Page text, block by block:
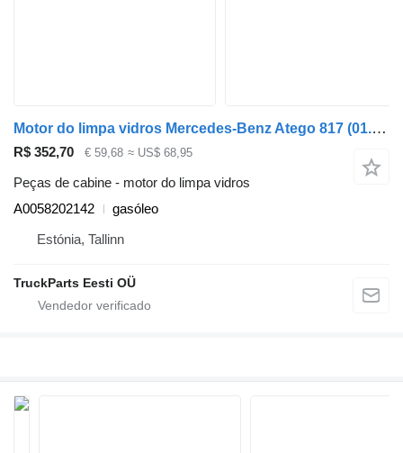
Motor do limpa vidros Mercedes-Benz Atego 817 (01.98-12.04) A0058202142 para camião tractor Mercedes-Benz Atego, Atego 2, Atego 3 (1996-)
R$ 352,70 € 59,68 ≈ US$ 68,95
Peças de cabine - motor do limpa vidros
A0058202142
gasóleo
Estónia, Tallinn
TruckParts Eesti OÜ